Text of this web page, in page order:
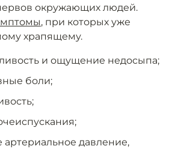
окружающих людей.
, при которых уже
храпящему.
и ощущение недосыпа;
боли;
давление,